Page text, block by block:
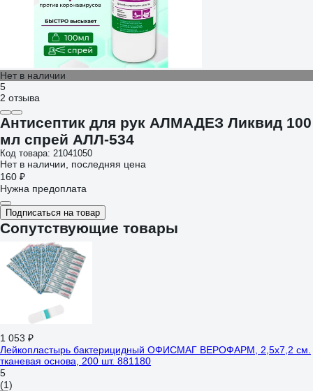
Нет в наличии
5
2 отзыва
Антисептик для рук АЛМАДЕЗ Ликвид 100
мл спрей АЛЛ-534
Код товара: 21041050
Нет в наличии, последняя цена
160 ₽
Нужна предоплата
Подписаться на товар
Сопутствующие товары
1 053 ₽
Лейкопластырь бактерицидный ОФИСМАГ ВЕРОФАРМ, 2,5х7,2 см.
тканевая основа, 200 шт. 881180
5
(1)